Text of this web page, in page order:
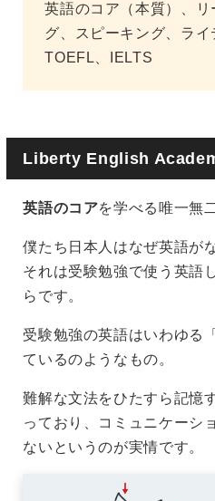
英語のコア（本質）、
グ、スピーキング、ライ
TOEFL、IELTS
Liberty English
英語のコアを学べる唯一無
僕たち日本人はなぜ英語が
それは受験勉強で使う英語
らです。
受験勉強の英語はいわゆる
ているのようなもの。
難解な文法をひたすら記憶
っており、コミュニケーシ
ないというのが実情です。